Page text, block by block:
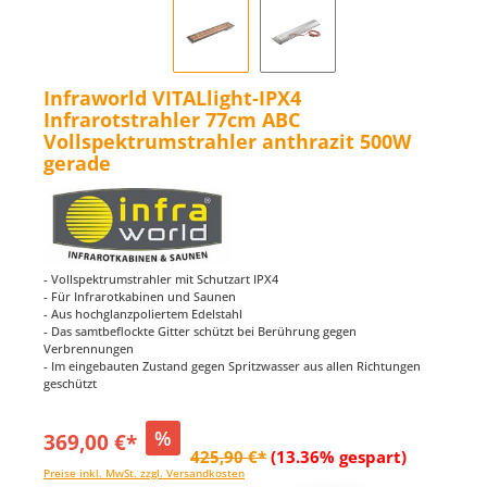
Infraworld VITALlight-IPX4
Infrarotstrahler 77cm ABC
Vollspektrumstrahler anthrazit 500W
gerade
- Vollspektrumstrahler mit Schutzart IPX4
- Für Infrarotkabinen und Saunen
- Aus hochglanzpoliertem Edelstahl
- Das samtbeflockte Gitter schützt bei Berührung gegen
Verbrennungen
- Im eingebauten Zustand gegen Spritzwasser aus allen Richtungen
geschützt
369,00 €* %
425,90 €* (13.36% gespart)
Preise inkl. MwSt. zzgl. Versandkosten